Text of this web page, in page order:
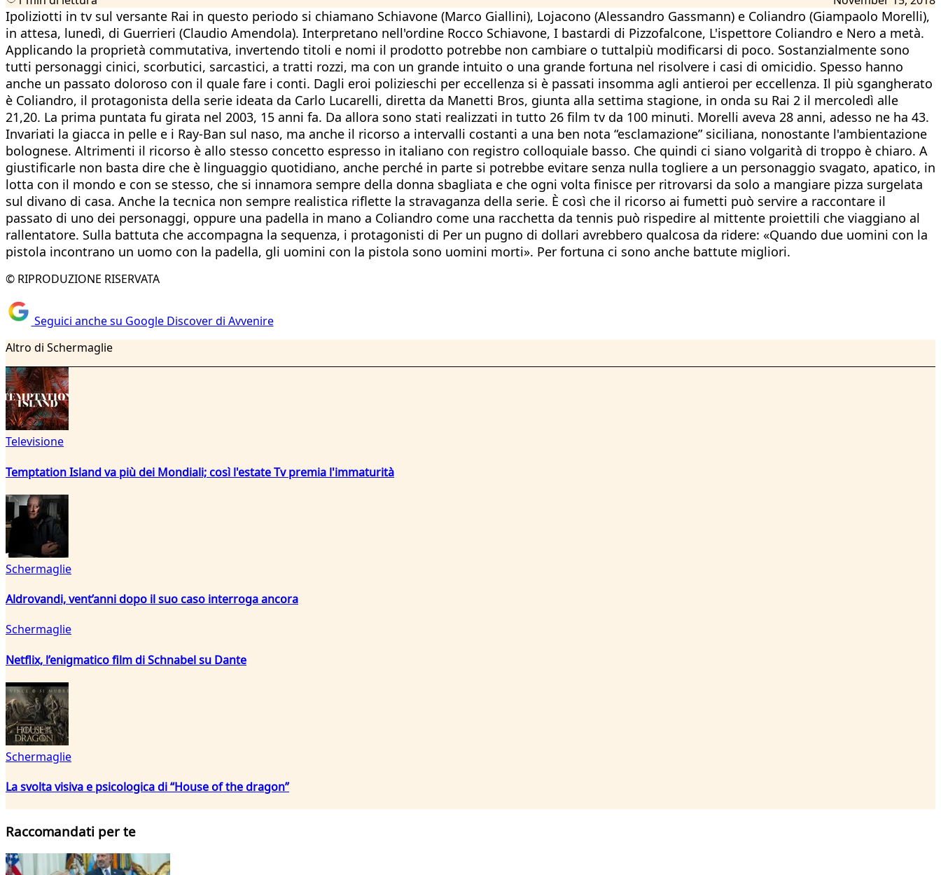
Ipoliziotti in tv sul versante Rai in questo periodo si chiamano Schiavone (Marco Giallini), Lojacono (Alessandro Gassmann) e Coliandro (Giampaolo Morelli),
in attesa, lunedì, di Guerrieri (Claudio Amendola). Interpretano nell'ordine Rocco Schiavone, I bastardi di Pizzofalcone, L'ispettore Coliandro e Nero a metà.
Applicando la proprietà commutativa, invertendo titoli e nomi il prodotto potrebbe non cambiare o tuttalpiù modificarsi di poco. Sostanzialmente sono
tutti personaggi cinici, scorbutici, sarcastici, a tratti rozzi, ma con un grande intuito o una grande fortuna nel risolvere i casi di omicidio. Spesso hanno
anche un passato doloroso con il quale fare i conti. Dagli eroi polizieschi per eccellenza si è passati insomma agli antieroi per eccellenza. Il più sgangherato
è Coliandro, il protagonista della serie ideata da Carlo Lucarelli, diretta da Manetti Bros, giunta alla settima stagione, in onda su Rai 2 il mercoledì alle
21,20. La prima puntata fu girata nel 2003, 15 anni fa. Da allora sono stati realizzati in tutto 26 film tv da 100 minuti. Morelli aveva 28 anni, adesso ne ha 43.
Invariati la giacca in pelle e i Ray-Ban sul naso, ma anche il ricorso a intervalli costanti a una ben nota “esclamazione” siciliana, nonostante l'ambientazione
bolognese. Altrimenti il ricorso è allo stesso concetto espresso in italiano con registro colloquiale basso. Che quindi ci siano volgarità di troppo è chiaro. A
giustificarle non basta dire che è linguaggio quotidiano, anche perché in parte si potrebbe evitare senza nulla togliere a un personaggio svagato, apatico, in
lotta con il mondo e con se stesso, che si innamora sempre della donna sbagliata e che ogni volta finisce per ritrovarsi da solo a mangiare pizza surgelata
sul divano di casa. Anche la tecnica non sempre realistica riflette la stravaganza della serie. È così che il ricorso ai fumetti può servire a raccontare il
passato di uno dei personaggi, oppure una padella in mano a Coliandro come una racchetta da tennis può rispedire al mittente proiettili che viaggiano al
rallentatore. Sulla battuta che accompagna la sequenza, i protagonisti di Per un pugno di dollari avrebbero qualcosa da ridere: «Quando due uomini con la
pistola incontrano un uomo con la padella, gli uomini con la pistola sono uomini morti». Per fortuna ci sono anche battute migliori.
© RIPRODUZIONE RISERVATA
Seguici anche su Google Discover di Avvenire
Altro di Schermaglie
Televisione
Temptation Island va più dei Mondiali; così l'estate Tv premia l'immaturità
Schermaglie
Aldrovandi, vent’anni dopo il suo caso interroga ancora
Schermaglie
Netflix, l’enigmatico film di Schnabel su Dante
Schermaglie
La svolta visiva e psicologica di “House of the dragon”
Raccomandati per te